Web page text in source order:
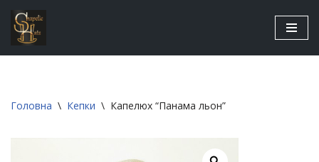
Перейти
до
Головна \ Кепки \ Капелюх “Панама льон”